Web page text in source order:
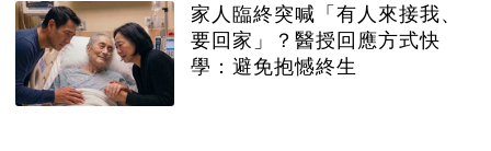
家人臨終突喊「有人來接我、
要回家」？醫授回應方式快
學：避免抱憾終生